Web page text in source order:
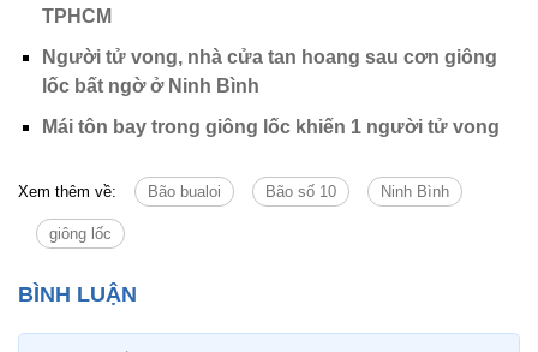
TPHCM
Người tử vong, nhà cửa tan hoang sau cơn giông
lốc bất ngờ ở Ninh Bình
Mái tôn bay trong giông lốc khiến 1 người tử vong
Xem thêm về: Bão bualoi Bão số 10 Ninh Bình
giông lốc